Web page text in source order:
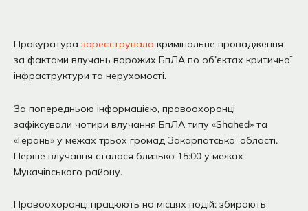
Прокуратура зареєструвала кримінальне провадження
за фактами влучань ворожих БпЛА по об’єктах критичної
інфраструктури та нерухомості.
За попередньою інформацією, правоохоронці
зафіксували чотири влучання БпЛА типу «Shahed» та
«Герань» у межах трьох громад Закарпатської області.
Перше влучання сталося близько 15:00 у межах
Мукачівського району.
Правоохоронці працюють на місцях подій: збирають